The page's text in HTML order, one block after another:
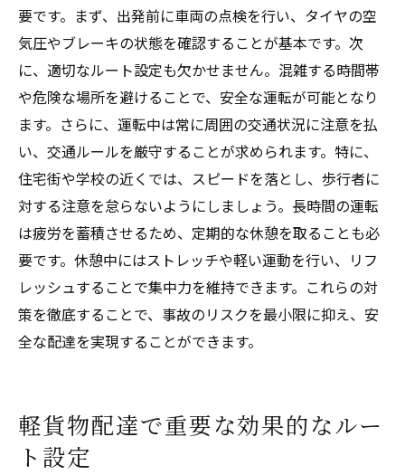
要です。まず、出発前に車両の点検を行い、タイヤの空
気圧やブレーキの状態を確認することが基本です。次
に、適切なルート設定も欠かせません。混雑する時間帯
や危険な場所を避けることで、安全な運転が可能となり
ます。さらに、運転中は常に周囲の交通状況に注意を払
い、交通ルールを厳守することが求められます。特に、
住宅街や学校の近くでは、スピードを落とし、歩行者に
対する注意を怠らないようにしましょう。長時間の運転
は疲労を蓄積させるため、定期的な休憩を取ることも必
要です。休憩中にはストレッチや軽い運動を行い、リフ
レッシュすることで集中力を維持できます。これらの対
策を徹底することで、事故のリスクを最小限に抑え、安
全な配達を実現することができます。
軽貨物配達で重要な効果的なルー
ト設定